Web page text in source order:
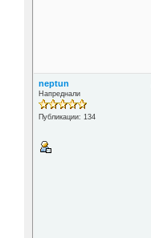
neptun
Напреднали
Публикации: 134